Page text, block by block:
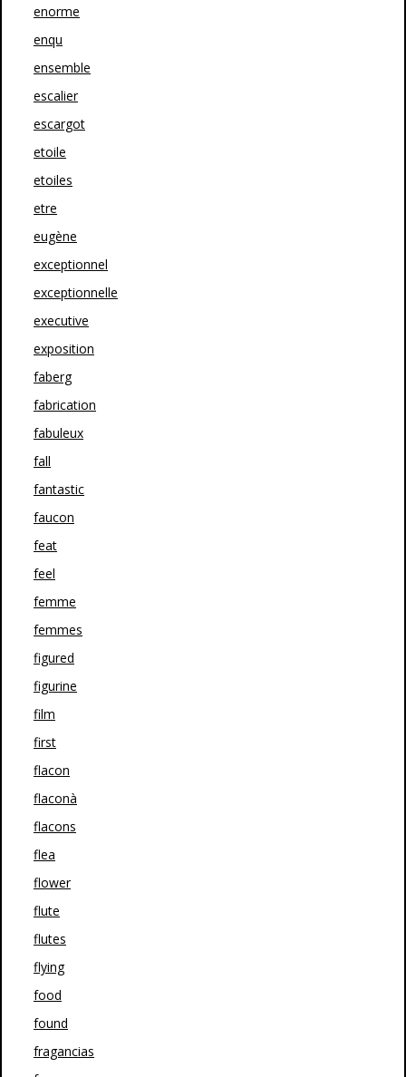
enorme
enqu
ensemble
escalier
escargot
etoile
etoiles
etre
eugène
exceptionnel
exceptionnelle
executive
exposition
faberg
fabrication
fabuleux
fall
fantastic
faucon
feat
feel
femme
femmes
figured
figurine
film
first
flacon
flaconà
flacons
flea
flower
flute
flutes
flying
food
found
fragancias